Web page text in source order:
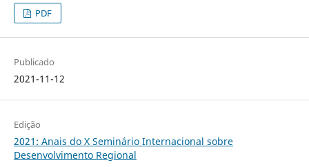
PDF
Publicado
2021-11-12
Edição
2021: Anais do X Seminário Internacional sobre
Desenvolvimento Regional